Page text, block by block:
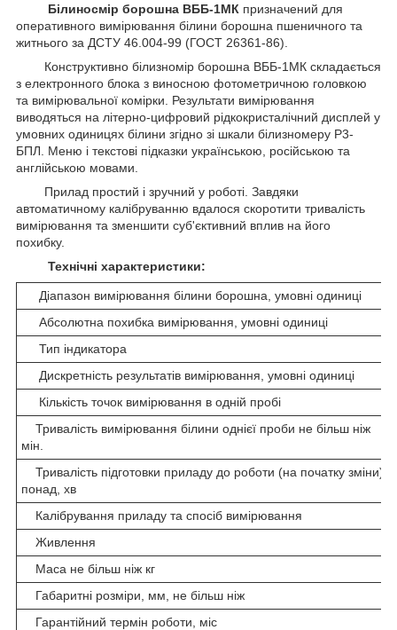
Білиносмір борошна ВББ-1МК призначений для
оперативного вимірювання білини борошна пшеничного та
житнього за ДСТУ 46.004-99 (ГОСТ 26361-86).
Конструктивно білизномір борошна ВББ-1МК складається
з електронного блока з виносною фотометричною головкою
та вимірювальної комірки. Результати вимірювання
виводяться на літерно-цифровий рідкокристалічний дисплей у
умовних одиницях білини згідно зі шкали білизномеру Р3-
БПЛ. Меню і текстові підказки українською, російською та
англійською мовами.
Прилад простий і зручний у роботі. Завдяки
автоматичному калібруванню вдалося скоротити тривалість
вимірювання та зменшити суб'єктивний вплив на його
похибку.
Технічні характеристики:
Діапазон вимірювання білини борошна, умовні одиниці
Абсолютна похибка вимірювання, умовні одиниці
Тип індикатора
Дискретність результатів вимірювання, умовні одиниці
Кількість точок вимірювання в одній пробі
Тривалість вимірювання білини однієї проби не більш ніж
мін.
Тривалість підготовки приладу до роботи (на початку зміни)
понад, хв
Калібрування приладу та спосіб вимірювання
Живлення
Маса не більш ніж кг
Габаритні розміри, мм, не більш ніж
Гарантійний термін роботи, міс